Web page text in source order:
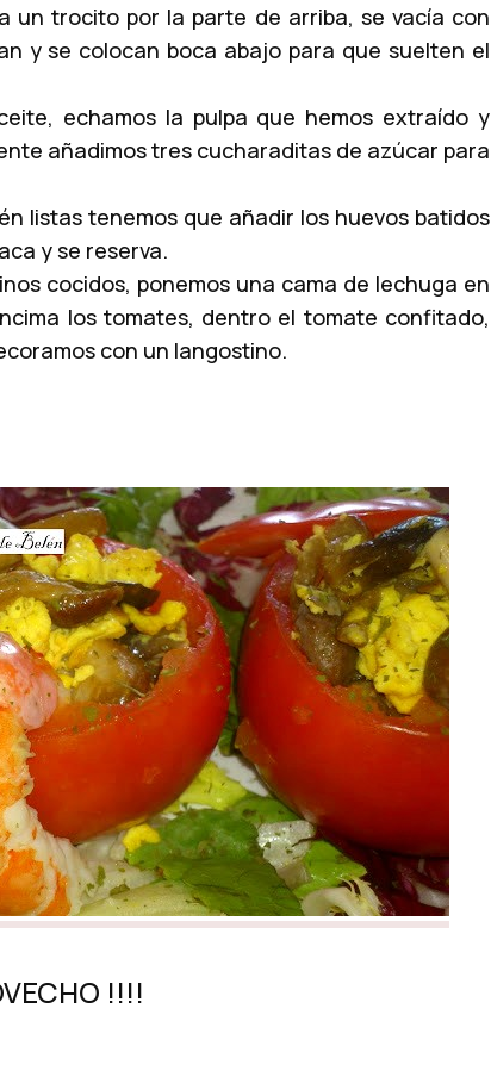
un trocito por la parte de arriba, se vacía con
y se colocan boca abajo para que suelten el
echamos la pulpa que hemos extraído y
añadimos tres cucharaditas de azúcar para
listas tenemos que añadir los huevos batidos
y se reserva.
cocidos, ponemos una cama de lechuga en
los tomates, dentro el tomate confitado,
con un langostino.
!!!!